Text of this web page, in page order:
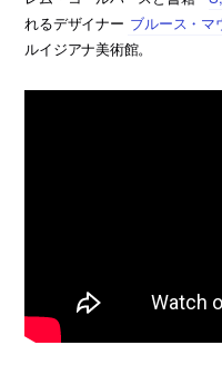
れるデザイナー ブルース・マ
ルイジアナ美術館。